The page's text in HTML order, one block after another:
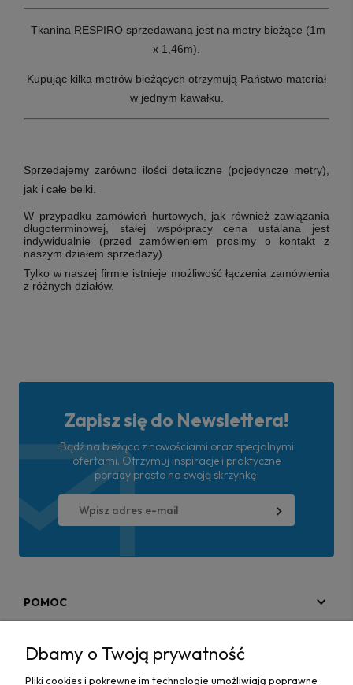
Tkanina RESPIRO sprzedawana jest na metry bieżące (1m
x 1,46m).
Kupując kilka metrów bieżących otrzymują Państwo materiał
w jednym kawałku.
Sprzedajemy zarówno ilości detaliczne (pojedyncze metry),
jak i całe belki.
W przypadku zamówień hurtowych, jak również zawiązania
długoterminowej, stałej współpracy cena ustalana jest
indywidualnie (przed zamówieniem prosimy o kontakt z
naszym działem sprzedaży).
Tylko w naszej firmie istnieje możliwość łączenia zamówienia
z różnych działów.
Zapisz się do Newslettera!
Bądź na bieżąco z nowościami oraz specjalnymi
ofertami. Otrzymuj inspiracje i praktyczne
porady prosto na swoją skrzynkę!
POMOC
Dbamy o Twoją prywatność
Pliki cookies i pokrewne im technologie umożliwiają poprawne